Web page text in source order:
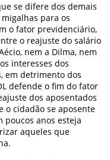
se difere dos demais
migalhas para os
o fator previdenciário,
o reajuste do salário
nem a Dilma, nem
interesses dos
em detrimento dos
defende o fim do fator
dos aposentados
o cidadão se aposente
poucos anos esteja
aqueles que